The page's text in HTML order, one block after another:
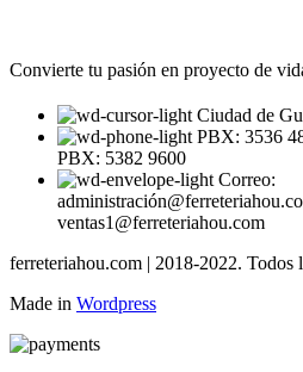
Convierte tu pasión en proyecto de
Ciudad de
PBX: 3536
PBX: 5382 9600
Correo:
ventas1@ferreteriahou.com
ferreteriahou.com | 2018-2022. Todos
Made in Wordpress